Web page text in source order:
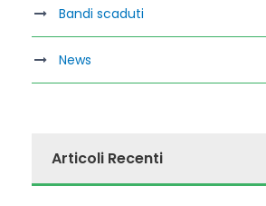
Bandi scaduti
News
Articoli Recenti